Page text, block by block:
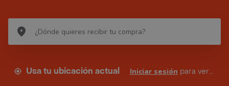
Usa tu ubicación actual Iniciar sesión para ver tus direcciones